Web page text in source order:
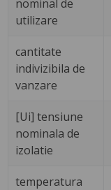
nominal de
utilizare
cantitate
indivizibila de
vanzare
[Ui] tensiune
nominala de
izolatie
temperatura